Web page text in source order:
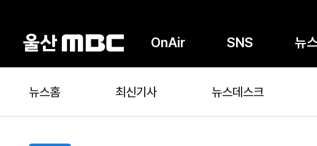
OnAir SNS 뉴
뉴스홈 최신기사 뉴스데스크